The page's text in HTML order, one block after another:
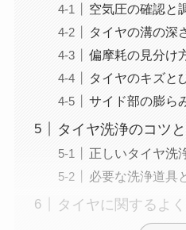
空気圧の確認と
タイヤの溝の深
偏摩耗の見分け
タイヤのキズと
サイド部の膨ら
タイヤ洗浄のコツ
正しいタイヤ洗
必要な洗浄道具
タイヤに関するよ